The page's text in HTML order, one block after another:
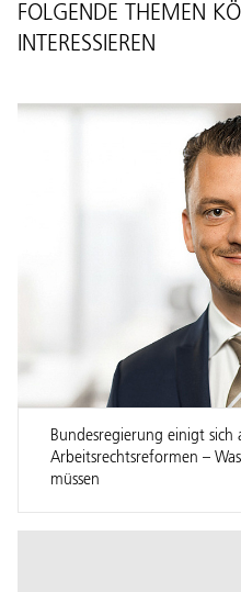
FOLGENDE THEMEN
INTERESSIEREN
Bundesregierung einigt
Arbeitsrechtsreformen –
müssen